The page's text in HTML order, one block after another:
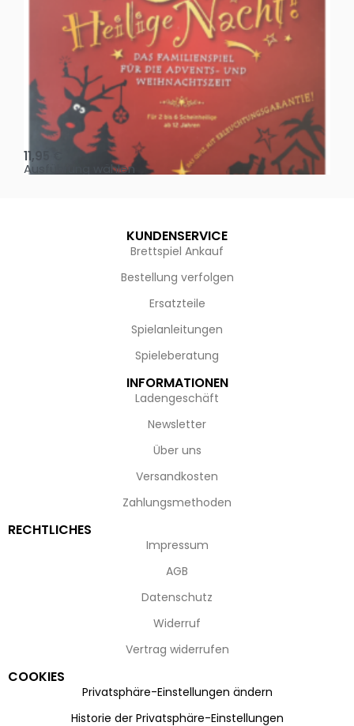
Oh, heilige Nacht!
11,95
Ausführung wählen
KUNDENSERVICE
Brettspiel Ankauf
Bestellung verfolgen
Ersatzteile
Spielanleitungen
Spieleberatung
INFORMATIONEN
Ladengeschäft
Newsletter
Über uns
Versandkosten
Zahlungsmethoden
RECHTLICHES
Impressum
AGB
Datenschutz
Widerruf
Vertrag widerrufen
COOKIES
Privatsphäre-Einstellungen ändern
Historie der Privatsphäre-Einstellungen